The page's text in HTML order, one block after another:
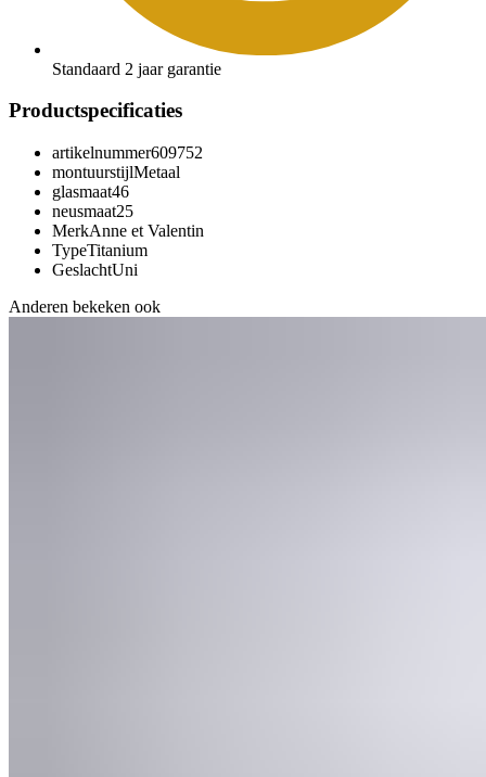
Standaard 2 jaar garantie
Productspecificaties
artikelnummer609752
montuurstijlMetaal
glasmaat46
neusmaat25
MerkAnne et Valentin
TypeTitanium
GeslachtUni
Anderen bekeken ook